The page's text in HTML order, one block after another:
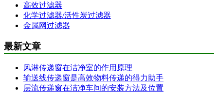
高效过滤器
化学过滤器/活性炭过滤器
金属网过滤器
最新文章
风淋传递窗在洁净室的作用原理
输送线传递窗是高效物料传递的得力助手
层流传递窗在洁净车间的安装方法及位置